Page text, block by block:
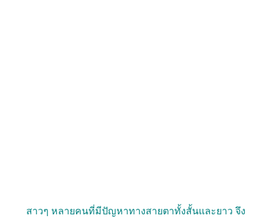
สาวๆ หลายคนที่มีปัญหาทางสายตาทั้งสั้นและยาว จึง